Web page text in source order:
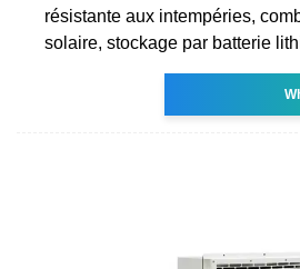
résistante aux intempéries,
solaire, stockage par batterie